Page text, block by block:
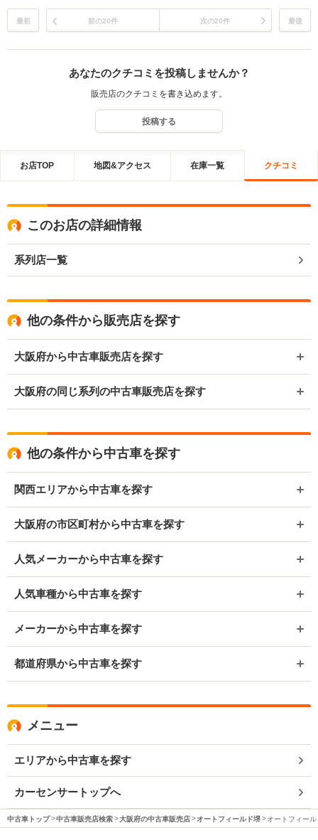
最初 前の20件 次の20件 最後
あなたのクチコミを投稿しませんか？
販売店のクチコミを書き込めます。
投稿する
お店TOP 地図&アクセス 在庫一覧 クチコミ
このお店の詳細情報
系列店一覧
他の条件から販売店を探す
大阪府から中古車販売店を探す
大阪府の同じ系列の中古車販売店を探す
他の条件から中古車を探す
関西エリアから中古車を探す
大阪府の市区町村から中古車を探す
人気メーカーから中古車を探す
人気車種から中古車を探す
メーカーから中古車を探す
都道府県から中古車を探す
メニュー
エリアから中古車を探す
カーセンサートップへ
中古車トップ 中古車販売店検索 大阪府の中古車販売店 オートフィールド堺 オートフィー